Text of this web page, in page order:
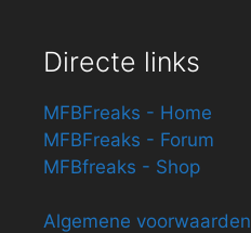
Directe links
MFBFreaks - Home
MFBFreaks - Forum
MFBfreaks - Shop
Algemene voorwaarden